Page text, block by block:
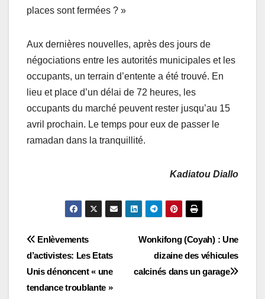
places sont fermées ? »
Aux dernières nouvelles, après des jours de
négociations entre les autorités municipales et les
occupants, un terrain d’entente a été trouvé. En
lieu et place d’un délai de 72 heures, les
occupants du marché peuvent rester jusqu’au 15
avril prochain. Le temps pour eux de passer le
ramadan dans la tranquillité.
Kadiatou Diallo
Navigation
de
l’article
Wonkifong (Coyah) : Une
dizaine des véhicules
calcinés dans un garage
Enlèvements
d’activistes: Les Etats
Unis dénoncent « une
tendance troublante »